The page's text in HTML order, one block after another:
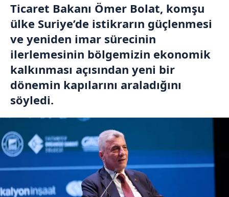
Ticaret Bakanı Ömer Bolat, komşu
ülke Suriye’de istikrarın güçlenmesi
ve yeniden imar sürecinin
ilerlemesinin bölgemizin ekonomik
kalkınması açısından yeni bir
dönemin kapılarını araladığını
söyledi.